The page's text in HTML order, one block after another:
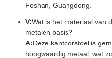
Foshan, Guangdong.
V:Wat is het materiaal van
metalen basis?
A:Deze kantoorstoel is
hoogwaardig metaal, wat